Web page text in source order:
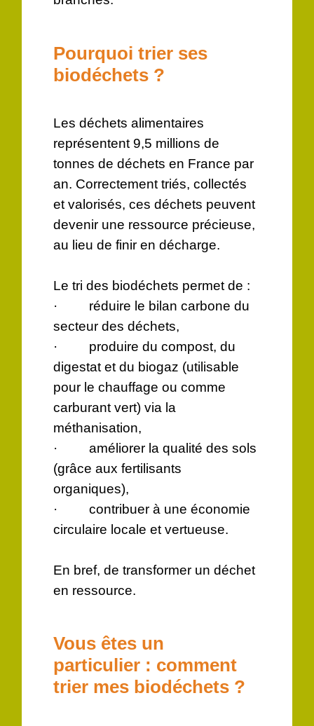
Pourquoi trier ses
biodéchets ?
Les déchets alimentaires
représentent 9,5 millions de
tonnes de déchets en France par
an. Correctement triés, collectés
et valorisés, ces déchets peuvent
devenir une ressource précieuse,
au lieu de finir en décharge.
Le tri des biodéchets permet de :
· réduire le bilan carbone du
secteur des déchets,
· produire du compost, du
digestat et du biogaz (utilisable
pour le chauffage ou comme
carburant vert) via la
méthanisation,
· améliorer la qualité des sols
(grâce aux fertilisants
organiques),
· contribuer à une économie
circulaire locale et vertueuse.
En bref, de transformer un déchet
en ressource.
Vous êtes un
particulier : comment
trier mes biodéchets ?